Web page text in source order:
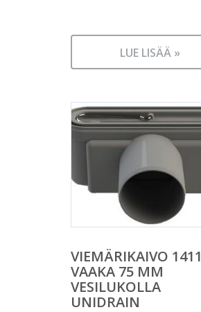
LUE LISÄÄ »
VIEMÄRIKAIVO 1411
VAAKA 75 MM
VESILUKOLLA
UNIDRAIN